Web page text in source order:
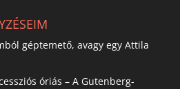
géptemető, avagy egy Attila
óriás – A Gutenberg-